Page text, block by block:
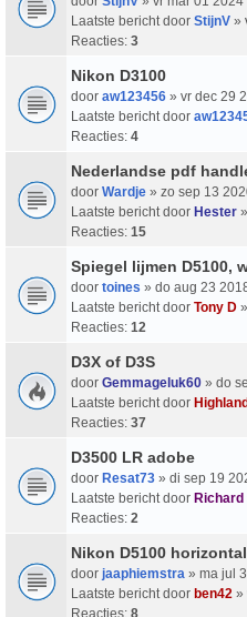
Laatste bericht door StijnV »
Reacties: 3
Nikon D3100
door aw123456 » vr dec 29
Laatste bericht door
Reacties: 4
Nederlandse pdf
door Wardje » zo sep 13
Laatste bericht door Hester »
Reacties: 15
Spiegel lijmen D5100,
door toines » do aug 23
Laatste bericht door Tony D »
Reacties: 12
D3X of D3S
door Gemmageluk60 » do
Laatste bericht door
Reacties: 37
D3500 LR adobe
door Resat73 » di sep 19
Laatste bericht door Richard
Reacties: 2
Nikon D5100
door jaaphiemstra » ma jul
Laatste bericht door ben42 »
Reacties: 8